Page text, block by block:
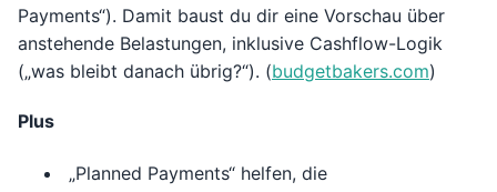
Payments“). Damit baust du dir eine Vorschau über
anstehende Belastungen, inklusive Cashflow-Logik
(„was bleibt danach übrig?“). (budgetbakers.com)
Plus
„Planned Payments“ helfen, die